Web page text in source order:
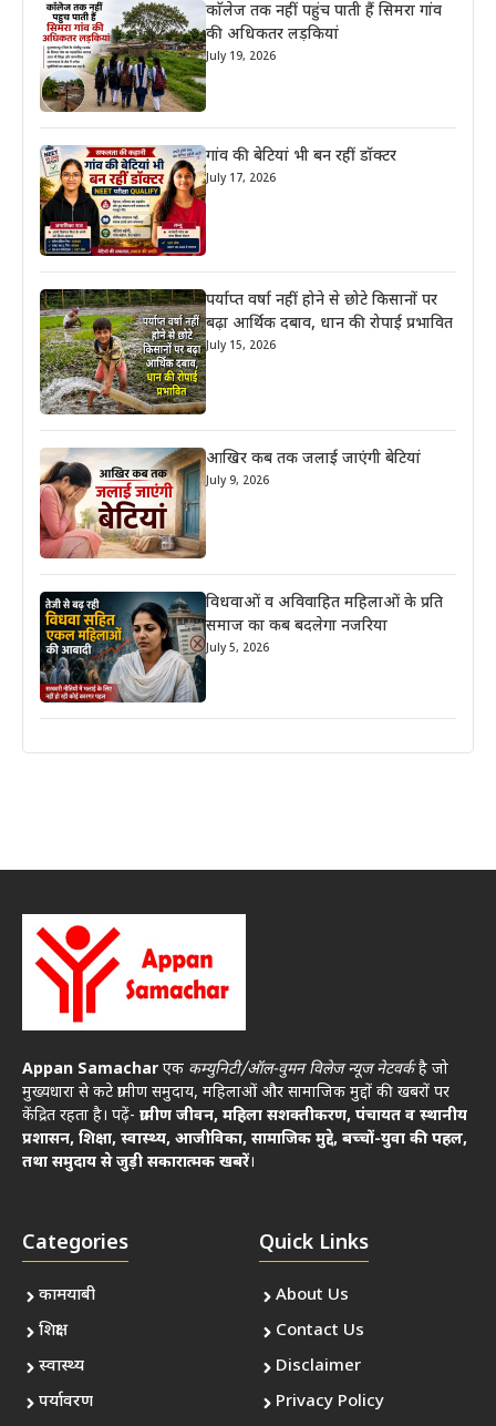
काॅलेज तक नहीं पहुंच पाती हैं सिमरा गांव
की अधिकतर लड़कियां
July 19, 2026
गांव की बेटियां भी बन रहीं डॉक्टर
July 17, 2026
पर्याप्त वर्षा नहीं होने से छोटे किसानों पर
बढ़ा आर्थिक दबाव, धान की रोपाई प्रभावित
July 15, 2026
आखिर कब तक जलाई जाएंगी बेटियां
July 9, 2026
विधवाओं व अविवाहित महिलाओं के प्रति
समाज का कब बदलेगा नजरिया
July 5, 2026
Appan Samachar एक कम्युनिटी/ऑल-वुमन विलेज न्यूज नेटवर्कहै जो
मुख्यधारा से कटे ग्रामीण समुदाय, महिलाओं और सामाजिक मुद्दों की खबरों पर
केंद्रित रहता है। पढ़ें- ग्रामीण जीवन, महिला सशक्तीकरण, पंचायत व स्थानीय
प्रशासन, शिक्षा, स्वास्थ्य, आजीविका, सामाजिक मुद्दे, बच्चों-युवा की पहल,
तथा समुदाय से जुड़ी सकारात्मक खबरें।
Categories
कामयाबी
शिक्षा
स्वास्थ्य
पर्यावरण
Quick Links
About Us
Contact Us
Disclaimer
Privacy Policy